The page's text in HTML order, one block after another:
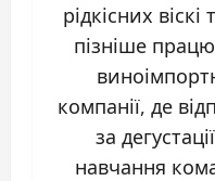
рідкісних віскі
пізніше
компанії, де
за
навчання